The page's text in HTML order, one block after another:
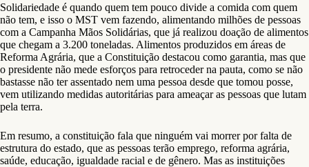
Solidariedade é quando quem tem pouco divide a comida com quem
não tem, e isso o MST vem fazendo, alimentando milhões de pessoas
com a Campanha Mãos Solidárias, que já realizou doação de alimentos
que chegam a 3.200 toneladas. Alimentos produzidos em áreas de
Reforma Agrária, que a Constituição destacou como garantia, mas que
o presidente não mede esforços para retroceder na pauta, como se não
bastasse não ter assentado nem uma pessoa desde que tomou posse,
vem utilizando medidas autoritárias para ameaçar as pessoas que lutam
pela terra.
Em resumo, a constituição fala que ninguém vai morrer por falta de
estrutura do estado, que as pessoas terão emprego, reforma agrária,
saúde, educação, igualdade racial e de gênero. Mas as instituições